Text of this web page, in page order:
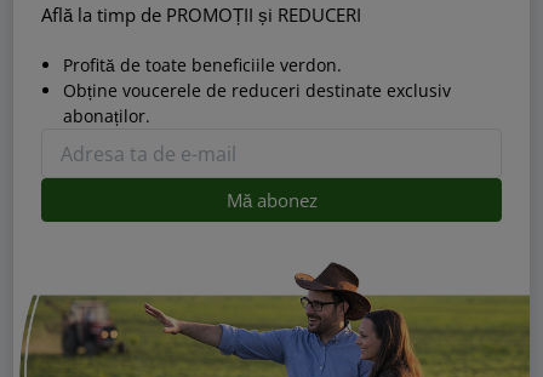
Află la timp de PROMOȚII și REDUCERI
Profită de toate beneficiile verdon.
Obține voucerele de reduceri destinate exclusiv
abonaților.